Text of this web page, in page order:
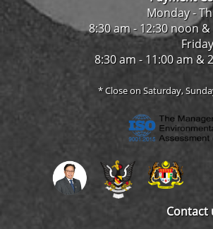
Monday -
8:30 am - 12:30 noon
Friday
8:30 am - 11:00 am &
* Close on Saturday,
Contact